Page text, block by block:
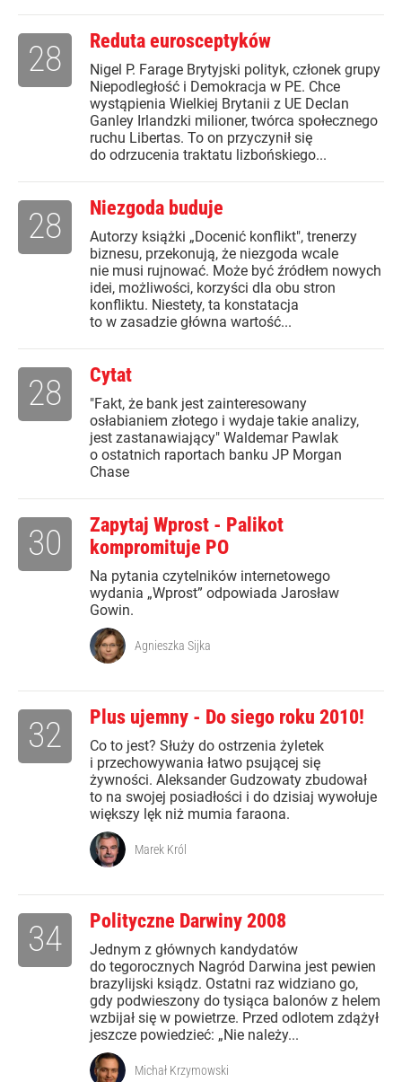
Reduta eurosceptyków
Nigel P. Farage Brytyjski polityk, członek grupy
Niepodległość i Demokracja w PE. Chce
wystąpienia Wielkiej Brytanii z UE Declan
Ganley Irlandzki milioner, twórca społecznego
ruchu Libertas. To on przyczynił się
do odrzucenia traktatu lizbońskiego...
28
Niezgoda buduje
Autorzy książki „Docenić konflikt", trenerzy
biznesu, przekonują, że niezgoda wcale
nie musi rujnować. Może być źródłem nowych
idei, możliwości, korzyści dla obu stron
konfliktu. Niestety, ta konstatacja
to w zasadzie główna wartość...
28
Cytat
"Fakt, że bank jest zainteresowany
osłabianiem złotego i wydaje takie analizy,
jest zastanawiający" Waldemar Pawlak
o ostatnich raportach banku JP Morgan
Chase
28
Zapytaj Wprost - Palikot
kompromituje PO
Na pytania czytelników internetowego
wydania „Wprost” odpowiada Jarosław
Gowin.
30
Agnieszka Sijka
Plus ujemny - Do siego roku 2010!
Co to jest? Służy do ostrzenia żyletek
i przechowywania łatwo psującej się
żywności. Aleksander Gudzowaty zbudował
to na swojej posiadłości i do dzisiaj wywołuje
większy lęk niż mumia faraona.
32
Marek Król
Polityczne Darwiny 2008
Jednym z głównych kandydatów
do tegorocznych Nagród Darwina jest pewien
brazylijski ksiądz. Ostatni raz widziano go,
gdy podwieszony do tysiąca balonów z helem
wzbijał się w powietrze. Przed odlotem zdążył
jeszcze powiedzieć: „Nie należy...
34
Michał Krzymowski